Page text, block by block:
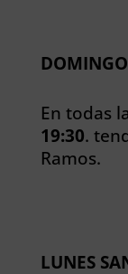
En todas
19:30.
Ramos.
LUNES